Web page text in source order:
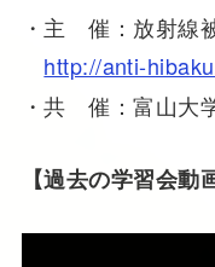
・主 催：放射線
http://anti-
・共 催：富山大
【過去の学習会動